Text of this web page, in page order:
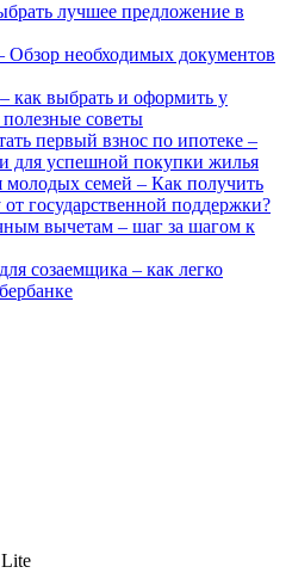
лучшее предложение в
Обзор необходимых документов
как выбрать и оформить у
советы
первый взнос по ипотеке –
для успешной покупки жилья
семей – Как получить
государственной поддержки?
вычетам – шаг за шагом к
созаемщика – как легко